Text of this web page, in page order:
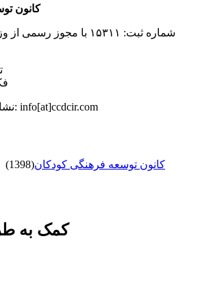
کانون
شماره ثبت: ۱۵۳۱۱ با مجوز
نشانی پست الکترونیکی: info[at]ccdcir.com
کانون توسعه فرهنگی کودکان(1398)
کمک به